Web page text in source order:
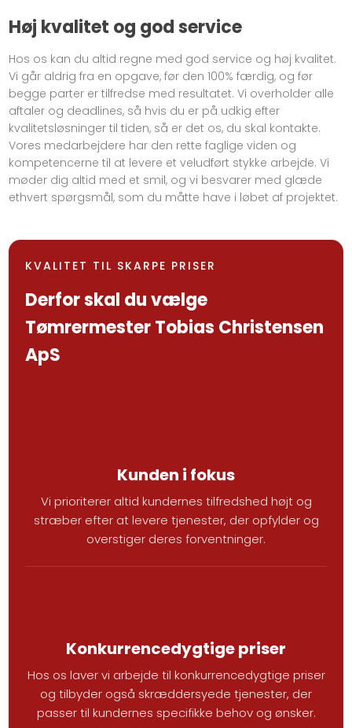
Høj kvalitet og god service
Hos os kan du altid regne med god service og høj kvalitet.
Vi går aldrig fra en opgave, før den 100% færdig, og før
begge parter er tilfredse med resultatet. Vi overholder alle
aftaler og deadlines, så hvis du er på udkig efter
kvalitetsløsninger til tiden, så er det os, du skal kontakte.
Vores medarbejdere har den rette faglige viden og
kompetencerne til at levere et veludført stykke arbejde. Vi
møder dig altid med et smil, og vi besvarer med glæde
ethvert spørgsmål, som du måtte have i løbet af projektet.
​KVALITET TIL SKARPE PRISER
​Derfor skal du vælge ​​
Tømrermester Tobias Christensen
ApS
Kunden i fokus
​Vi prioriterer altid kundernes tilfredshed højt og
stræber efter at levere tjenester, der opfylder og
overstiger deres forventninger.
Konkurrencedygtige priser
​Hos os laver vi arbejde til konkurrencedygtige priser
og tilbyder også skræddersyede tjenester, der
passer til kundernes specifikke behov og ønsker.